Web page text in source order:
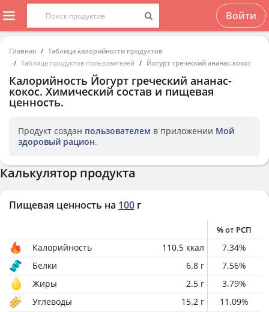
Войти
Главная
Таблица калорийности продуктов
Таблица продуктов пользователей
Йогурт греческий ананас-кокос
Калорийность Йогурт греческий ананас-
кокос. Химический состав и пищевая
ценность.
Продукт создан пользователем в приложении Мой
здоровый рацион.
Калькулятор продукта
Пищевая ценность на 100 г
% от РСП
Калорийность 110.5 ккал 7.34%
Белки
6.8 г 7.56%
Жиры
2.5 г 3.79%
Углеводы
15.2 г 11.09%